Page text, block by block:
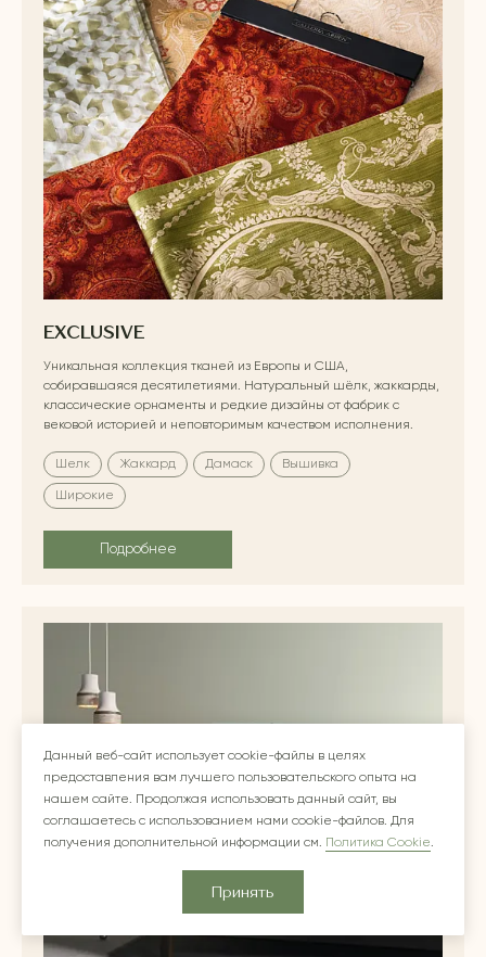
EXCLUSIVE
Уникальная коллекция тканей из Европы и США,
собиравшаяся десятилетиями. Натуральный шёлк, жаккарды,
классические орнаменты и редкие дизайны от фабрик с
вековой историей и неповторимым качеством исполнения.
Шелк Жаккард Дамаск Вышивка
Широкие
Подробнее
Данный веб-сайт использует cookie-файлы в целях
предоставления вам лучшего пользовательского опыта на
нашем сайте. Продолжая использовать данный сайт, вы
соглашаетесь с использованием нами cookie-файлов. Для
получения дополнительной информации см. Политика Cookie.
Принять